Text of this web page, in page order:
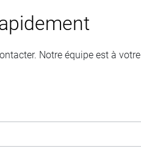
Notre équipe est à votre